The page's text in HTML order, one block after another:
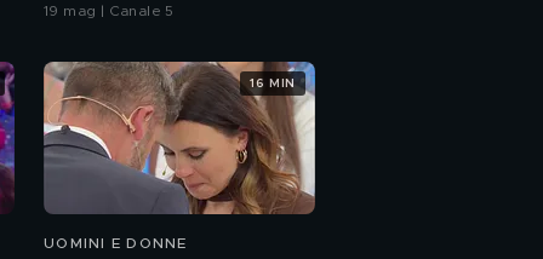
Raffaella Fico e il
rapporto con Mario
Balotelli
Raffaella Fico: "Su di
me hanno scritto di
tutto"
19 mag | Canale 5
UOMINI E DONNE
16 MIN